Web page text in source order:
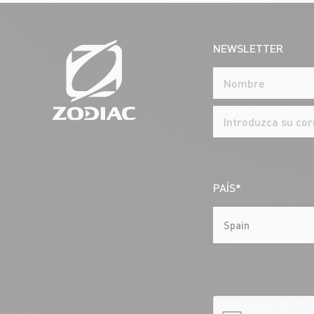
NEWSLETTER
PAÍS*
Spain